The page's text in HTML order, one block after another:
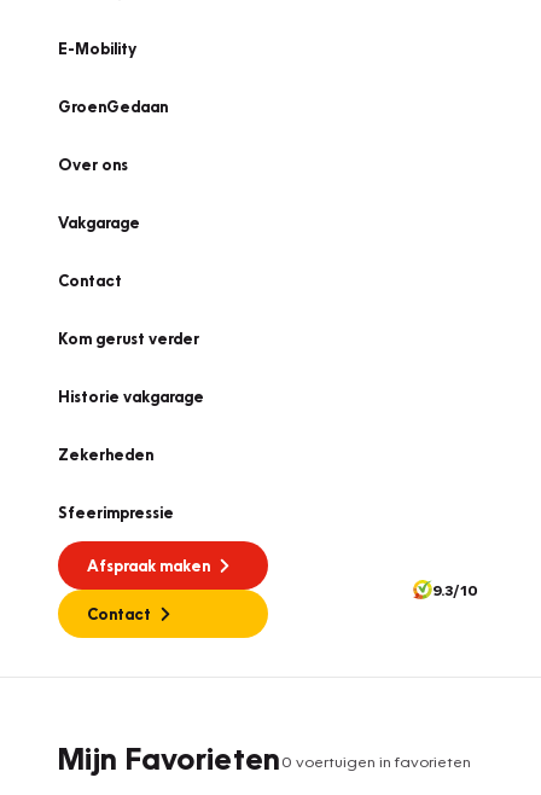
E-Mobility
GroenGedaan
Over ons
Vakgarage
Contact
Kom gerust verder
Historie vakgarage
Zekerheden
Sfeerimpressie
Afspraak maken
Contact
9.3/10
Mijn Favorieten0 voertuigen in favorieten